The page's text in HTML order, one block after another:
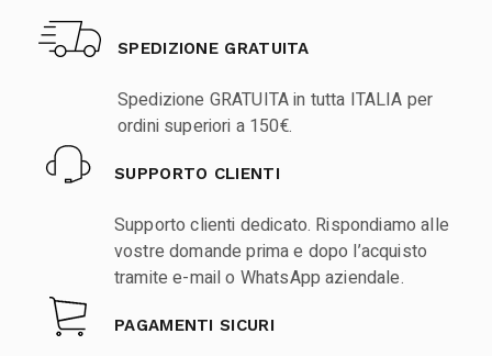
SPEDIZIONE GRATUITA
Spedizione GRATUITA in tutta ITALIA per
ordini superiori a 150€.
SUPPORTO CLIENTI
Supporto clienti dedicato. Rispondiamo alle
vostre domande prima e dopo l’acquisto
tramite e-mail o WhatsApp aziendale.
PAGAMENTI SICURI